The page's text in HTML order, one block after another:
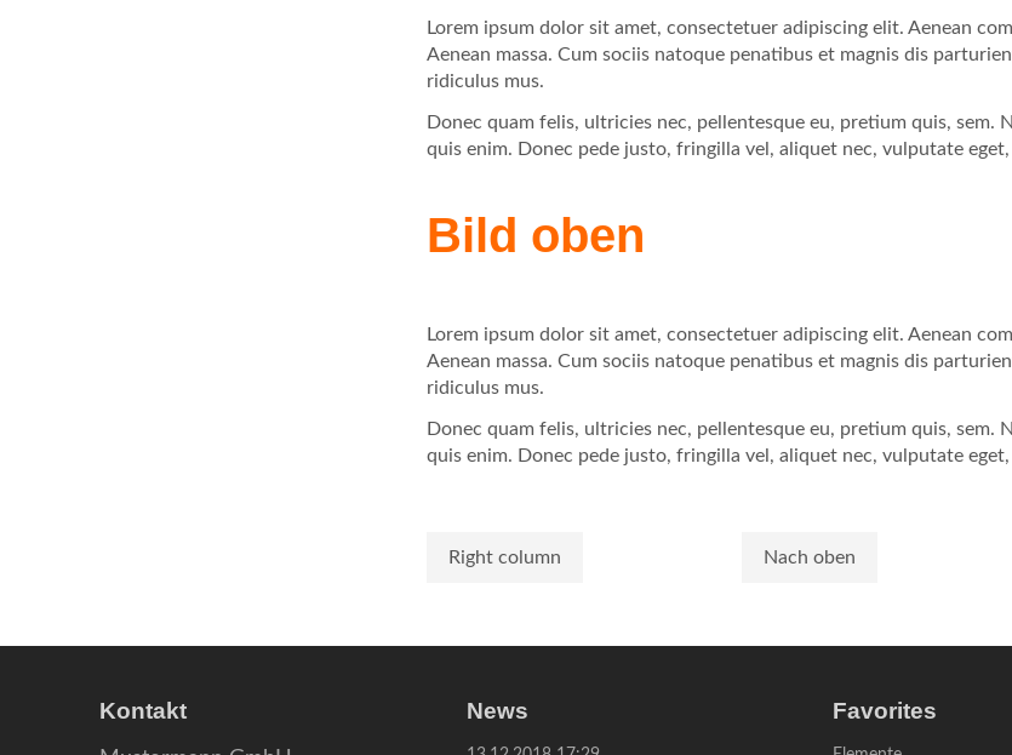
Lorem ipsum dolor sit amet, consectetuer adipiscing elit. Aenean
Aenean massa. Cum sociis natoque penatibus et magnis dis
ridiculus mus.
Donec quam felis, ultricies nec, pellentesque eu, pretium quis, sem.
quis enim. Donec pede justo, fringilla vel, aliquet nec, vulputate eget,
Bild oben
Lorem ipsum
consectetuer
adipiscing
Lorem ipsum dolor sit amet, consectetuer adipiscing elit. Aenean
Aenean massa. Cum sociis natoque penatibus et magnis dis
ridiculus mus.
Donec quam felis, ultricies nec, pellentesque eu, pretium quis, sem.
quis enim. Donec pede justo, fringilla vel, aliquet nec, vulputate eget,
Right column Nach oben
Kontakt News Favorites